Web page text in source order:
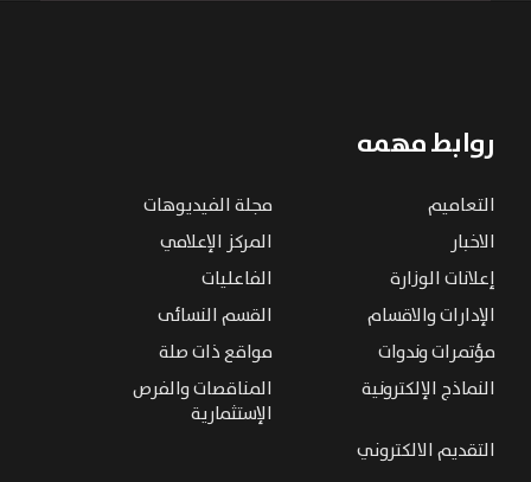
روابط مهمه
التعاميم
مجلة الفيديوهات
الاخبار
المركز الإعلامي
إعلانات الوزارة
الفاعليات
الإدارات والاقسام
القسم النسائى
مؤتمرات وندوات
مواقع ذات صلة
النماذج الإلكترونية
المناقصات والفرص
الإستثمارية
التقديم الالكتروني